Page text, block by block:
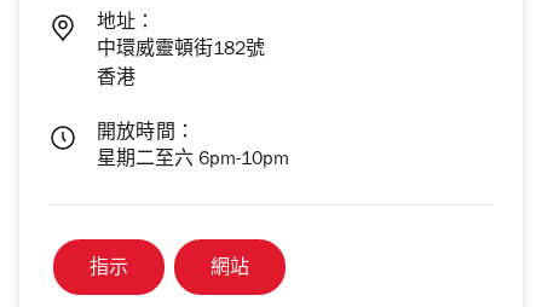
地址：
中環威靈頓街182號
香港
開放時間：
星期二至六 6pm-10pm
指示 網站